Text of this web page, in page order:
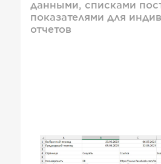
данными, списками
показателями для
отчетов